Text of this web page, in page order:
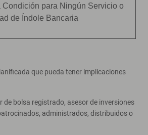
Condición para Ningún Servicio o
de Índole Bancaria
que pueda tener implicaciones
de bolsa registrado, asesor de inversiones
administrados, distribuidos o